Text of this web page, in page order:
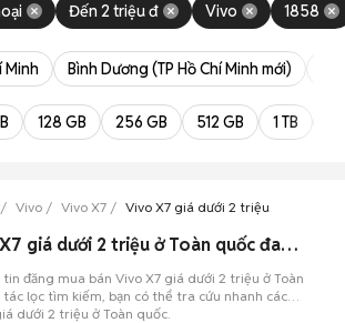
Đến 2 triệu đ Vivo 1858
Minh Bình Dương (TP Hồ Chí Minh mới)
128 GB 256 GB 512 GB 1 TB
Vivo Vivo X7 Vivo X7 giá dưới 2 triệu
Điện thoại Vivo X7 giá dưới 2 triệu ở Toàn quốc đang bán 08/2026
đăng mua bán Vivo X7 giá dưới 2 triệu ở Toàn
tác lọc tìm kiếm, bạn có thể tra cứu nhanh các
dưới 2 triệu ở Toàn quốc.